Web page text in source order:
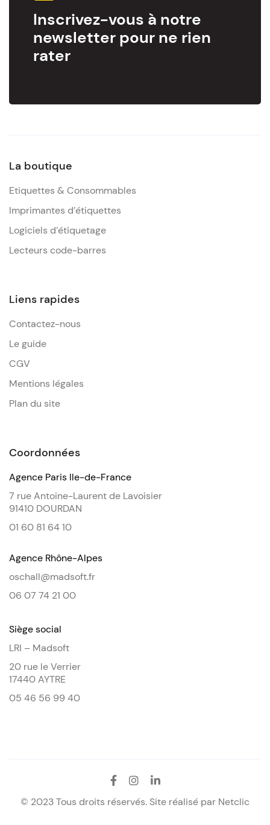
Inscrivez-vous à notre
newsletter pour ne rien
rater
La boutique
Etiquettes & Consommables
Imprimantes d’étiquettes
Logiciels d’étiquetage
Lecteurs code-barres
Liens rapides
Contactez-nous
Le guide
CGV
Mentions légales
Plan du site
Coordonnées
Agence Paris Ile-de-France
7 rue Antoine-Laurent de Lavoisier
91410 DOURDAN
01 60 81 64 10
Agence Rhône-Alpes
oschall@madsoft.fr
06 07 74 21 00
Siège social
LRI – Madsoft
20 rue le Verrier
17440 AYTRE
05 46 56 99 40
© 2023 Tous droits réservés. Site réalisé par Netclic